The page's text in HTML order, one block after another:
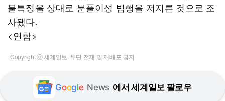
불특정을 상대로 분풀이성 범행을 저지른 것으로 조
사됐다.
<연합>
Copyright ⓒ 세계일보. 무단 전재 및 재배포 금지
Google News 에서 세계일보 팔로우